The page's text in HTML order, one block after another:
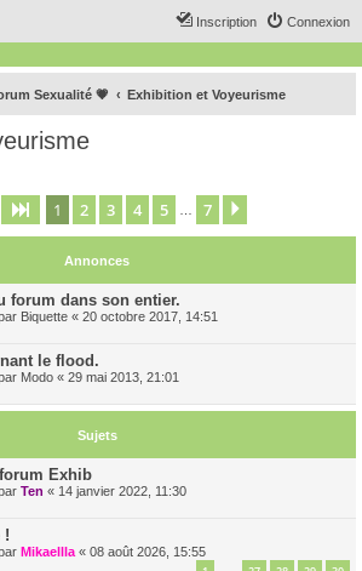
Connexion
Inscription
Sexualité 💗 Exhibition et Voyeurisme
Page 1sur7
1 2 3 4 5 7
Annonces
forum dans son entier.
Biquette « 20 octobre 2017, 14:51
le flood.
Modo « 29 mai 2013, 21:01
Sujets
Exhib
Ten « 14 janvier 2022, 11:30
!
Mikaellla « 08 août 2026, 15:55